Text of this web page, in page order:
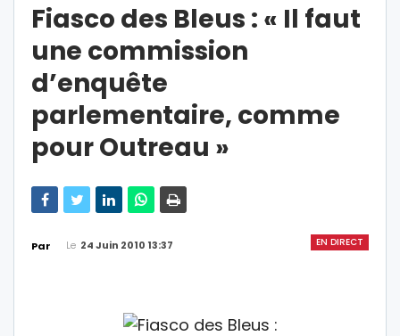
Fiasco des Bleus : « Il faut
une commission
d’enquête
parlementaire, comme
pour Outreau »
EN DIRECT
Par Le 24 Juin 2010 13:37